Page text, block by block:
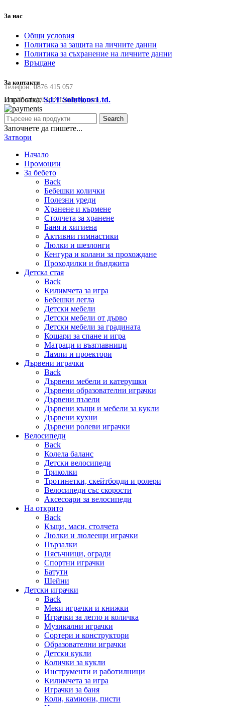
За нас
Общи условия
Политика за защита на личните данни
Политика за съхранение на личните данни
Връщане
За контакти
Телефон:0876 415 057
Email:sale@happyfamilybg.com
Изработка:S.I.T Solutions Ltd.
Search
Започнете да пишете...
Затвори
Начало
Промоции
За бебето
Back
Бебешки колички
Полезни уреди
Хранене и кърмене
Столчета за хранене
Баня и хигиена
Активни гимнастики
Люлки и шезлонги
Кенгура и колани за прохождане
Проходилки и бънджита
Детска стая
Back
Килимчета за игра
Бебешки легла
Детски мебели
Детски мебели от дърво
Детски мебели за градината
Кошари за спане и игра
Матраци и възглавници
Лампи и проектори
Дървени играчки
Back
Дървени мебели и катерушки
Дървени образователни играчки
Дървени пъзели
Дървени къщи и мебели за кукли
Дървени кухни
Дървени ролеви играчки
Велосипеди
Back
Колела баланс
Детски велосипеди
Триколки
Тротинетки, скейтборди и ролери
Велосипеди със скорости
Аксесоари за велосипеди
На открито
Back
Къщи, маси, столчета
Люлки и люлеещи играчки
Пързалки
Пясъчници, огради
Спортни играчки
Батути
Шейни
Детски играчки
Back
Меки играчки и книжки
Играчки за легло и количка
Музикални играчки
Сортери и конструктори
Образователни играчки
Детски кукли
Колички за кукли
Инструменти и работилници
Килимчета за игра
Играчки за баня
Коли, камиони, писти